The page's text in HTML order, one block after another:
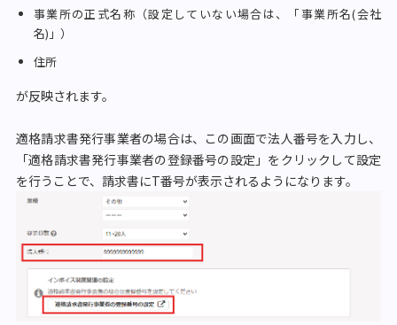
事業所の正式名称（設定していない場合は、「事業所名(会社
名)」）
住所
が反映されます。
適格請求書発行事業者の場合は、この画面で法人番号を入力し、
「適格請求書発行事業者の登録番号の設定」をクリックして設定
を行うことで、請求書にT番号が表示されるようになります。